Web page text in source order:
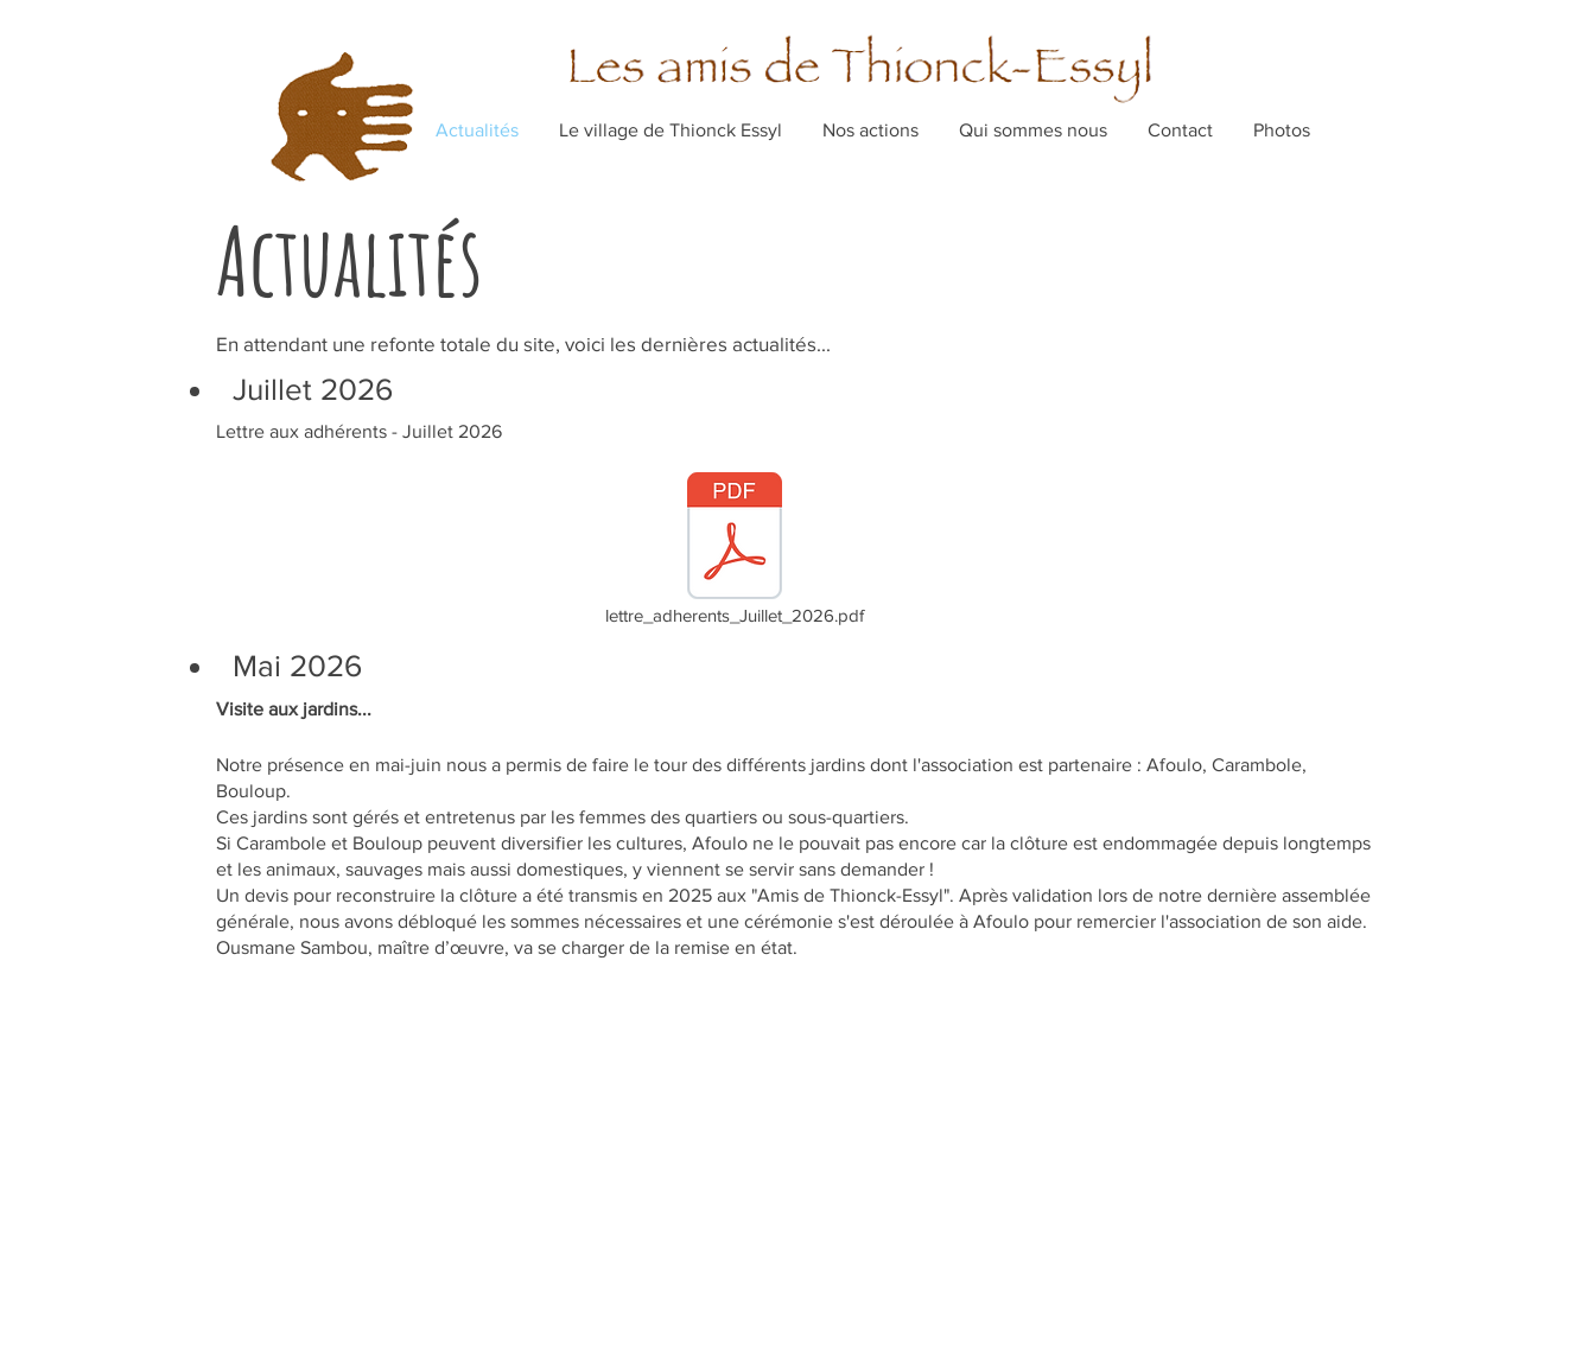
Actualités Le village de Thionck Essyl Nos actions Qui sommes nous Contact Photos
Actualités
En attendant une refonte totale du site, voici les dernières actualités...
Juillet 2026
Lettre aux adhérents - Juillet 2026
lettre_adherents_Juillet_2026.pdf
Mai 2026
Visite aux jardins...
Notre présence en mai-juin nous a permis de faire le tour des différents jardins dont l'association est partenaire : Afoulo, Carambole,
Bouloup.
Ces jardins sont gérés et entretenus par les femmes des quartiers ou sous-quartiers.
Si Carambole et Bouloup peuvent diversifier les cultures, Afoulo ne le pouvait pas encore car la clôture est endommagée depuis longtemps
et les animaux, sauvages mais aussi domestiques, y viennent se servir sans demander !
Un devis pour reconstruire la clôture a été transmis en 2025 aux "Amis de Thionck-Essyl". Après validation lors de notre dernière assemblée
générale, nous avons débloqué les sommes nécessaires et une cérémonie s'est déroulée à Afoulo pour remercier l'association de son aide.
Ousmane Sambou, maître d’œuvre, va se charger de la remise en état.